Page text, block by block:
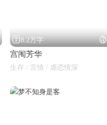
8.2万字 
宫闱芳华
生存 / 言情 / 虐恋情深